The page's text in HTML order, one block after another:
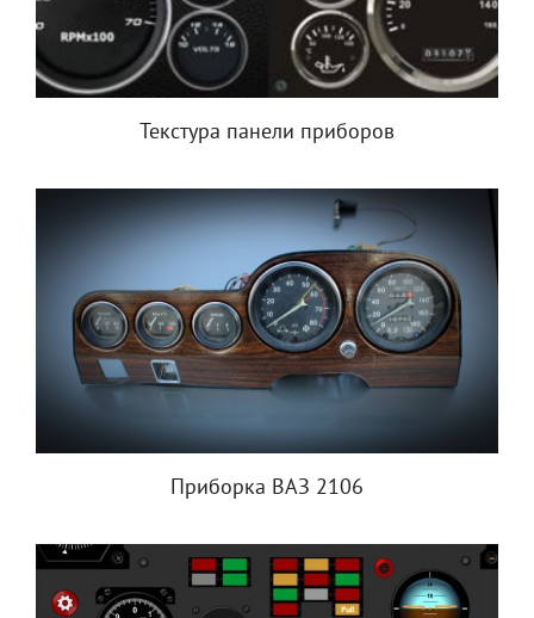
Текстура панели приборов
Приборка ВАЗ 2106